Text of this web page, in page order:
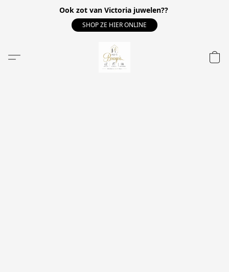
Ook zot van Victoria juwelen??
SHOP ZE HIER ONLINE